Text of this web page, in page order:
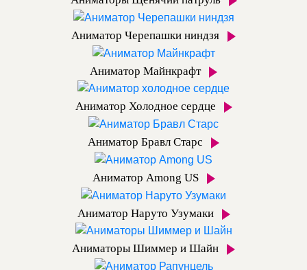
Аниматор Черепашки ниндзя
Аниматор Майнкрафт
Аниматор Холодное сердце
Аниматор Бравл Старс
Аниматор Among US
Аниматор Наруто Узумаки
Аниматоры Шиммер и Шайн